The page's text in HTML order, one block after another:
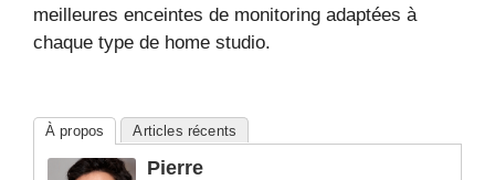
meilleures enceintes de monitoring adaptées à
chaque type de home studio.
À propos Articles récents
Pierre